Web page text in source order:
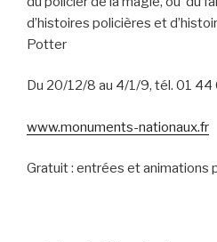
d’histoires policières et
Potter
Du 20/12/8 au 4/1/9, tél. 01 44
www.monuments-nationaux.fr
Gratuit : entrées et animations